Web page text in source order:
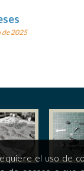
de 2025
el uso de